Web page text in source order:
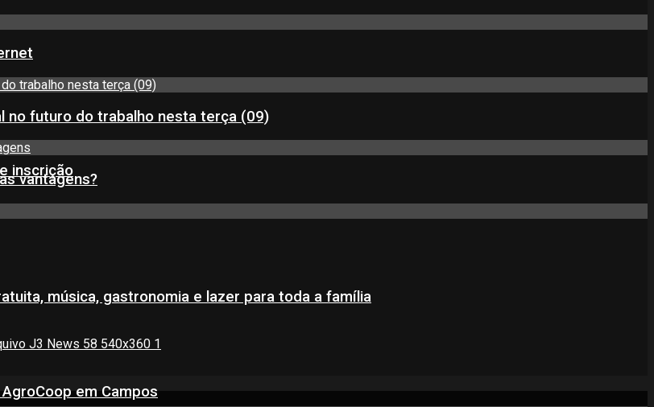
inscrição
música, gastronomia e lazer para toda a família
em Campos
no futuro do trabalho nesta terça (09)
vantagens?